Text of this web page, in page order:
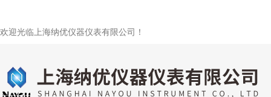
欢迎光临上海纳优仪器仪表有限公司！